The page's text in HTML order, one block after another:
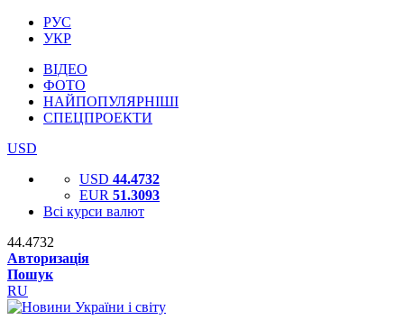
РУС
УКР
ВІДЕО
ФОТО
НАЙПОПУЛЯРНІШІ
СПЕЦПРОЕКТИ
USD
USD 44.4732
EUR 51.3093
Всі курси валют
44.4732
Авторизація
Пошук
RU